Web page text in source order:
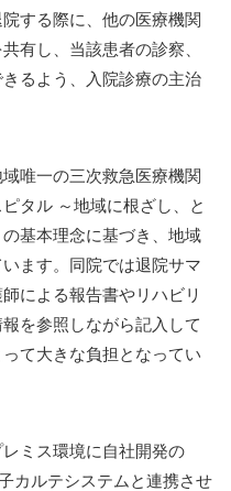
する際に、他の医療機関
有し、当該患者の診察、
るよう、入院診療の主治
唯一の三次救急医療機関
タル ～地域に根ざし、と
基本理念に基づき、地域
ます。同院では退院サマ
による報告書やリハビリ
を参照しながら記入して
て大きな負担となってい
ミス環境に自社開発の
カルテシステムと連携させ